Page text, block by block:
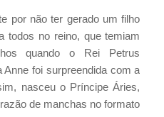
por não ter gerado um filho
todos no reino, que temiam
quando o Rei Petrus
foi surpreendida com a
nasceu o Príncipe Áries,
de manchas no formato